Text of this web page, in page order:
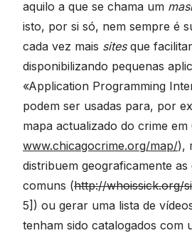
aquilo a que se chama um
isto, por si só, nem sempre é
cada vez mais sitesque
disponibilizando pequenas
«Application Programming
podem ser usadas para, por
mapa actualizado do crime em
www.chicagocrime.org/map/),
distribuem geograficamente as
comuns (http://whoissick.org/
5]) ou gerar uma lista de
tenham sido catalogados com